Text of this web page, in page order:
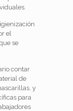
el
se
contar
de
y
para